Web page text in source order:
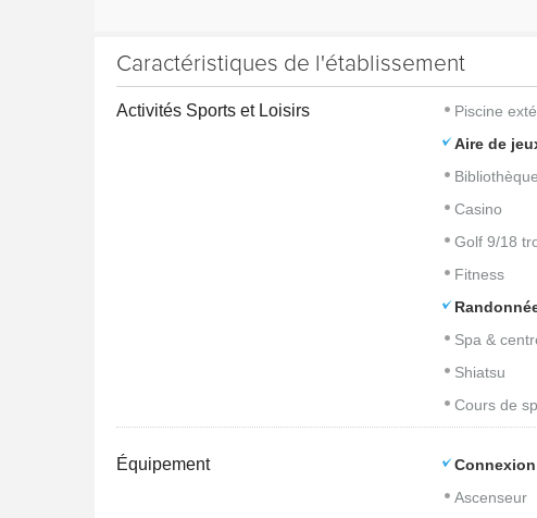
Caractéristiques de l'établissement
Activités Sports et Loisirs Piscine
Aire de
Bibliothèque
Casino
Golf 9/18
Fitness
Spa &
Shiatsu
Cours de
Équipement
Ascenseur